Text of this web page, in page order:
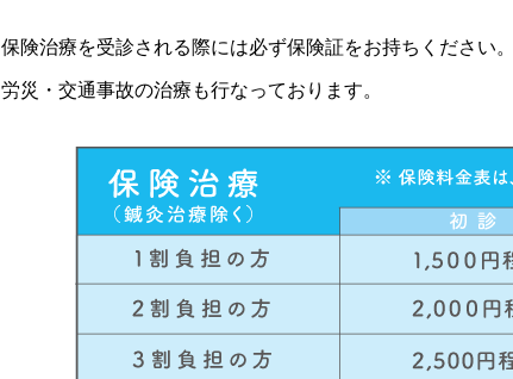
保険治療を受診される際には必ず保険証をお持ちください。
労災・交通事故の治療も行なっております。